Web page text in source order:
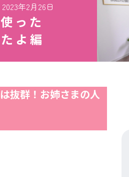
2023年2月26日
った
よ編
抜群！お姉さまの人